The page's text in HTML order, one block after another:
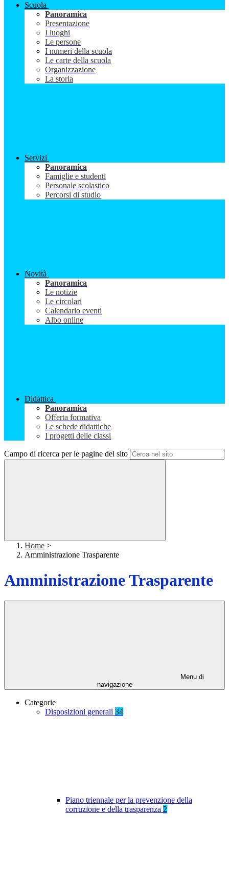
Scuola
Panoramica
Presentazione
I luoghi
Le persone
I numeri della scuola
Le carte della scuola
Organizzazione
La storia
Servizi
Panoramica
Famiglie e studenti
Personale scolastico
Percorsi di studio
Novità
Panoramica
Le notizie
Le circolari
Calendario eventi
Albo online
Didattica
Panoramica
Offerta formativa
Le schede didattiche
I progetti delle classi
Campo di ricerca per le pagine del sito
Home >
Amministrazione Trasparente
Amministrazione Trasparente
Menu di
navigazione
Categorie
Disposizioni generali 34
Piano triennale per la prevenzione della
corruzione e della trasparenza 2